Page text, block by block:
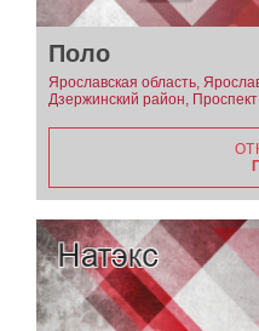
Поло
Ярославская область,
Дзержинский район,